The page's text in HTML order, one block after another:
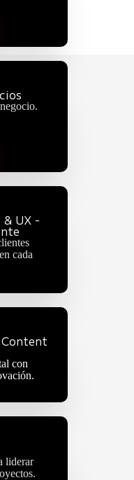
UX -
cada
Content
con
liderar